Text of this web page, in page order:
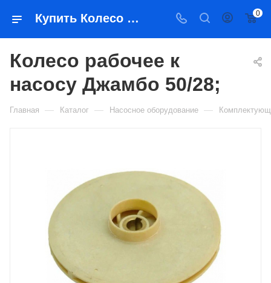
Купить Колесо рабочее к насосу Джамбо 50/28; в Якутске — цена, характеристики, подбор | Востоктехторг 0
Колесо рабочее к
насосу Джамбо 50/28;
Главная — Каталог — Насосное оборудование —